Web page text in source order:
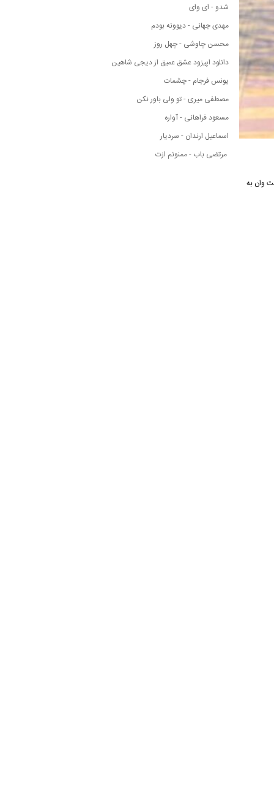
نکست وان به
شدو - ای وای
مهدی جهانی - دیوونه بودم
محسن چاوشی - چهل روز
دانلود اپیزود عشق عمیق از دیجی شاهین
یونس فرجام - چشمات
مصطفی میری - تو ولی باور نکن
مسعود فراهانی - آواره
اسماعیل ارندان - سردیار
مرتضی باب - ممنونم ازت